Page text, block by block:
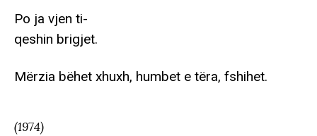
Po ja vjen ti-
qeshin brigjet.
Mërzia bëhet xhuxh, humbet e tëra, fshihet.
(1974)